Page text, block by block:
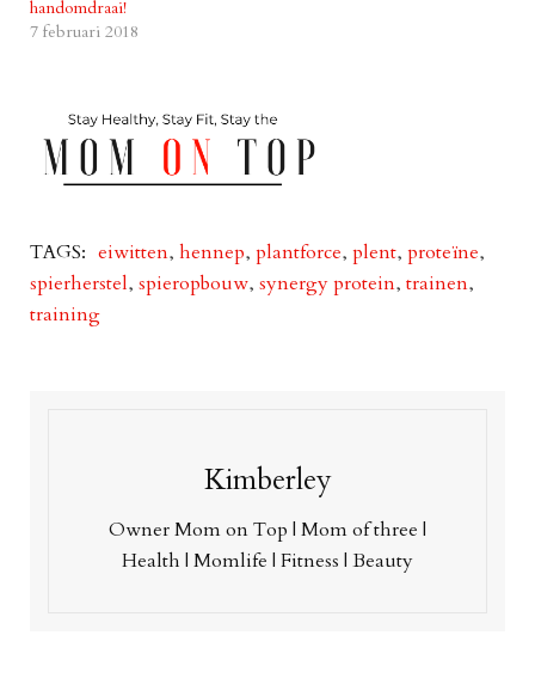
handomdraai!
7 februari 2018
TAGS: eiwitten, hennep, plantforce, plent, proteïne,
spierherstel, spieropbouw, synergy protein, trainen,
training
Kimberley
Owner Mom on Top | Mom of three |
Health | Momlife | Fitness | Beauty